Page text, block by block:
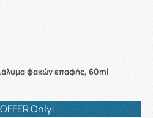
φακών επαφής, 60ml
Only!